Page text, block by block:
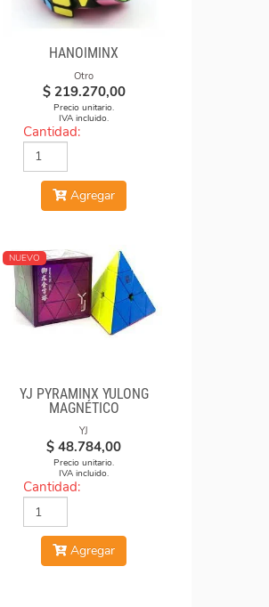
HANOIMINX
Otro
$ 219.270,00
Precio unitario.
IVA incluido.
Cantidad:
Agregar
NUEVO
YJ PYRAMINX YULONG
MAGNÉTICO
YJ
$ 48.784,00
Precio unitario.
IVA incluido.
Cantidad:
Agregar